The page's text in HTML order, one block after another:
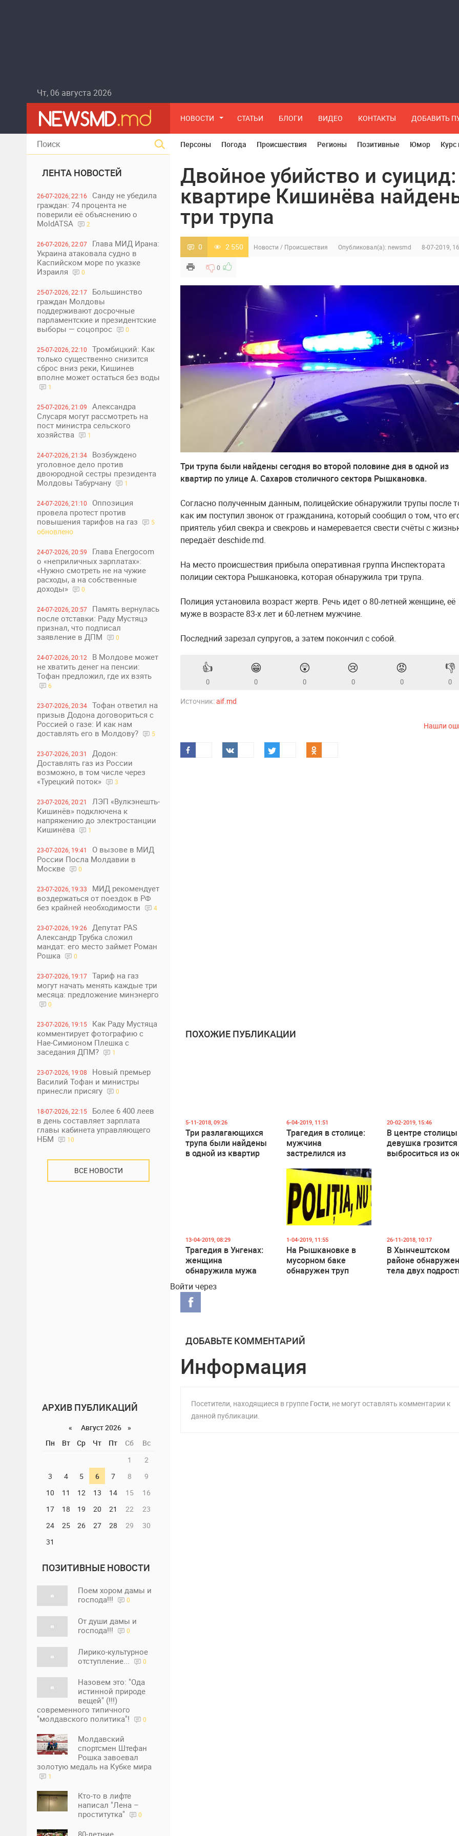
Чт, 06 августа 2026
НОВОСТИ СТАТЬИ БЛОГИ ВИДЕО КОНТАКТЫ ДОБАВИТЬ
ЛЕНТА НОВОСТЕЙ
26-07-2026, 22:16
Санду не убедила
граждан: 74 процента не
поверили её объяснению о
MoldATSA
2
26-07-2026, 22:07
Глава МИД Ирана:
Украина атаковала судно в
Каспийском море по указке
Израиля
0
25-07-2026, 22:17
Большинство
граждан Молдовы
поддерживают досрочные
парламентские и президентские
выборы — соцопрос
0
25-07-2026, 22:10
Тромбицкий: Как
только существенно снизится
сброс вниз реки, Кишинев
вполне может остаться без воды
1
25-07-2026, 21:09
Александра
Слусаря могут рассмотреть на
пост министра сельского
хозяйства
1
24-07-2026, 21:34
Возбуждено
уголовное дело против
двоюродной сестры президента
Молдовы Табурчану
1
24-07-2026, 21:10
Оппозиция
провела протест против
повышения тарифов на газ
5
обновлено
24-07-2026, 20:59
Глава Energocom
о «неприличных зарплатах»:
«Нужно смотреть не на чужие
расходы, а на собственные
доходы»
0
24-07-2026, 20:57
Память вернулась
после отставки: Раду Мустяцэ
признал, что подписал
заявление в ДПМ
0
24-07-2026, 20:12
В Молдове может
не хватить денег на пенсии:
Тофан предложил, где их взять
6
23-07-2026, 20:34
Тофан ответил на
призыв Додона договориться с
Россией о газе: И как нам
доставлять его в Молдову?
5
23-07-2026, 20:31
Додон:
Доставлять газ из России
возможно, в том числе через
«Турецкий поток»
3
23-07-2026, 20:21
ЛЭП «Вулкэнешть-
Кишинёв» подключена к
напряжению до электростанции
Кишинёва
1
23-07-2026, 19:41
О вызове в МИД
России Посла Молдавии в
Москве
0
23-07-2026, 19:33
МИД рекомендует
воздержаться от поездок в РФ
без крайней необходимости
4
23-07-2026, 19:26
Депутат PAS
Александр Трубка сложил
мандат: его место займет Роман
Рошка
0
23-07-2026, 19:17
Тариф на газ
могут начать менять каждые три
месяца: предложение минэнерго
0
23-07-2026, 19:15
Как Раду Мустяца
комментирует фотографию с
Нае-Симионом Плешка с
заседания ДПМ?
1
23-07-2026, 19:08
Новый премьер
Василий Тофан и министры
принесли присягу
0
18-07-2026, 22:15
Более 6 400 леев
в день составляет зарплата
главы кабинета управляющего
НБМ
10
ВСЕ НОВОСТИ
АРХИВ ПУБЛИКАЦИЙ
«
Август 2026 »
Пн
Вт Ср Чт Пт Сб
Вс
1
2
3
4 5 6 7 8
9
10
11 12 13 14 15
16
17
18 19 20 21 22
23
24
25 26 27 28 29
30
31
ПОЗИТИВНЫЕ НОВОСТИ
Поем хором дамы и
господа!!!
0
От души дамы и
господа!!!
0
Лирико-культурное
отступление...
0
Назовем это: "Ода
истинной природе
вещей" (!!!)
современного типичного
"молдавского политика"!
0
Молдавский
спортсмен Штефан
Рошка завоевал
золотую медаль на Кубке мира
1
Кто-то в лифте
написал "Лена –
проститутка"
0
Персоны Погода Происшествия Регионы Позитивные Юмор
Двойное убийство и
квартире Кишинёва
три трупа
0 2 550 Новости / Происшествия Опубликовал(а): newsmd 8-07-2019,
0
Три трупа были найдены сегодня во второй половине дня в одной из
квартир по улице А. Сахаров столичного сектора Рышкановка.
Согласно полученным данным, полицейские обнаружили трупы после
как им поступил звонок от гражданина, который сообщил о том, что
приятель убил свекра и свекровь и намеревается свести счёты с
передаёт deschide.md.
На место происшествия прибыла оперативная группа Инспектората
полиции сектора Рышкановка, которая обнаружила три трупа.
Полиция установила возраст жертв. Речь идет о 80-летней женщине, её
муже в возрасте 83-х лет и 60-летнем мужчине.
Последний зарезал супругов, а затем покончил с собой.
👍
0
😁
0
😲
0
😢
0
😡
0
👎
0
Источник:aif.md
Нашли
ПОХОЖИЕ ПУБЛИКАЦИИ
5-11-2018, 09:26
Три разлагающихся
трупа были найдены
в одной из квартир
6-04-2019, 11:51
Трагедия в столице:
мужчина
застрелился из
20-02-2019, 15:46
В центре столицы
девушка грозится
выброситься из
13-04-2019, 08:29
Трагедия в Унгенах:
женщина
обнаружила мужа
1-04-2019, 11:55
На Рышкановке в
мусорном баке
обнаружен труп
26-11-2018, 10:17
В Хынчештском
районе
тела двух
Войти через
ДОБАВЬТЕ КОММЕНТАРИЙ
Информация
Посетители, находящиеся в группе Гости, не могут оставлять комментарии к
данной публикации.